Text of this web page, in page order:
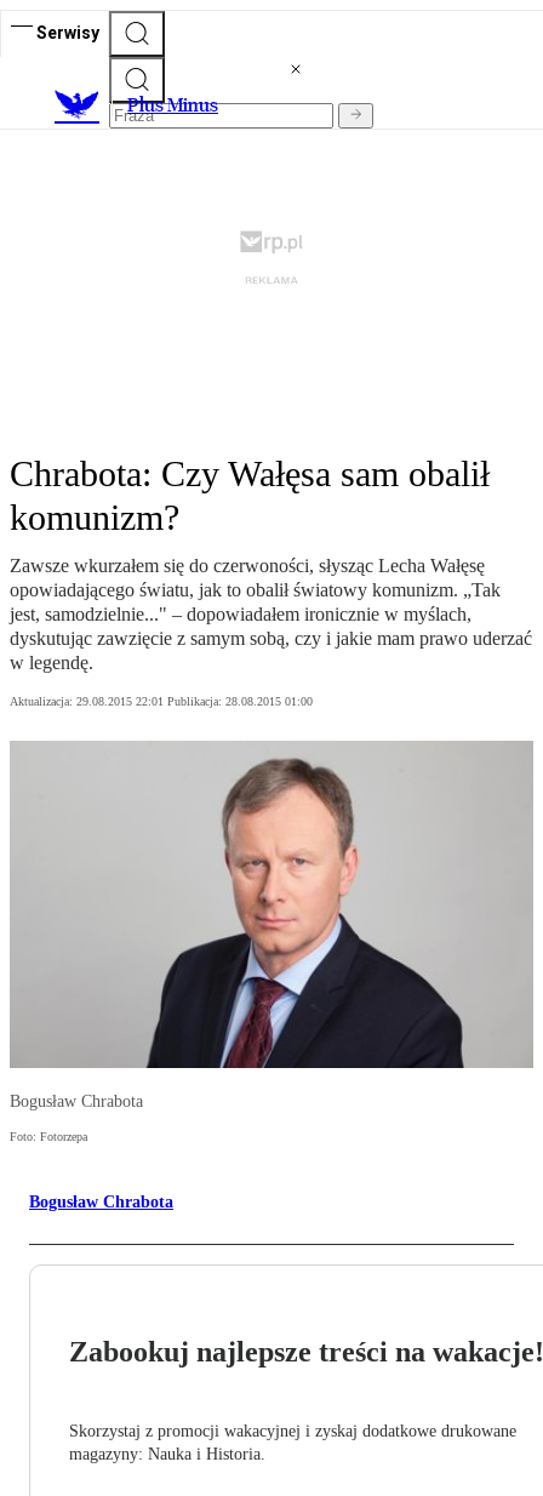
Serwisy
Plus Minus
Chrabota: Czy Wałęsa sam obalił
komunizm?
Zawsze wkurzałem się do czerwoności, słysząc Lecha Wałęsę
opowiadającego światu, jak to obalił światowy komunizm. „Tak
jest, samodzielnie..." – dopowiadałem ironicznie w myślach,
dyskutując zawzięcie z samym sobą, czy i jakie mam prawo uderzać
w legendę.
Aktualizacja: 29.08.2015 22:01 Publikacja: 28.08.2015 01:00
Bogusław Chrabota
Foto: Fotorzepa
Bogusław Chrabota
Zabookuj najlepsze treści na wakacje!
Skorzystaj z promocji wakacyjnej i zyskaj dodatkowe drukowane
magazyny: Nauka i Historia.